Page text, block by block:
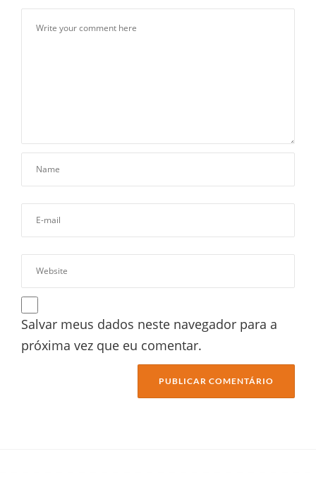
Salvar meus dados neste navegador para a
próxima vez que eu comentar.